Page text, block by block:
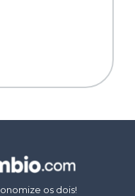
os dois!